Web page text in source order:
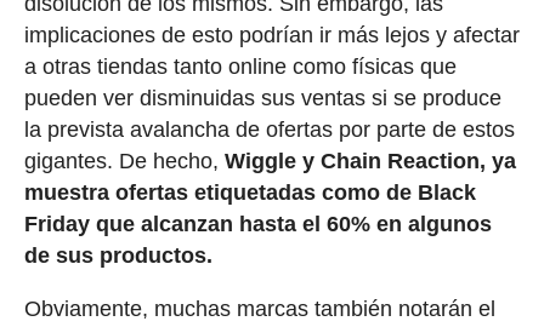
implicaciones de esto podrían ir más lejos y afectar
a otras tiendas tanto online como físicas que
pueden ver disminuidas sus ventas si se produce
la prevista avalancha de ofertas por parte de estos
gigantes. De hecho, Wiggle y Chain Reaction, ya
muestra ofertas etiquetadas como de Black
Friday que alcanzan hasta el 60% en algunos
de sus productos.
Obviamente, muchas marcas también notarán el